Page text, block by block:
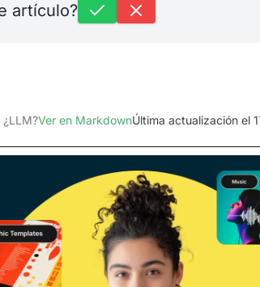
artículo?
¿LLM?Ver en MarkdownÚltima actualización el